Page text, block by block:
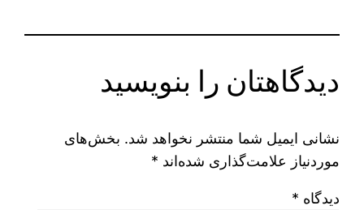
دیدگاهتان را بنویسید
نشانی ایمیل شما منتشر نخواهد شد. بخش‌های
موردنیاز علامت‌گذاری شده‌اند *
دیدگاه *